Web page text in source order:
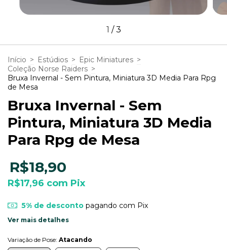
1 /3
Início > Estúdios > Epic Miniatures >
Coleção Norse Raiders >
Bruxa Invernal - Sem Pintura, Miniatura 3D Media Para Rpg
de Mesa
Bruxa Invernal - Sem
Pintura, Miniatura 3D Media
Para Rpg de Mesa
R$18,90
R$17,96 com Pix
5% de descontopagando com Pix
Ver mais detalhes
Variação de Pose: Atacando